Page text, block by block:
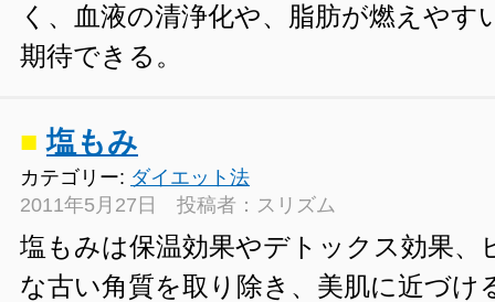
く、血液の清浄化や、脂肪が燃えやす
期待できる。
■ 塩もみ
カテゴリー: ダイエット法
2011年5月27日 投稿者：スリズム
塩もみは保温効果やデトックス効果、
な古い角質を取り除き、美肌に近づけ